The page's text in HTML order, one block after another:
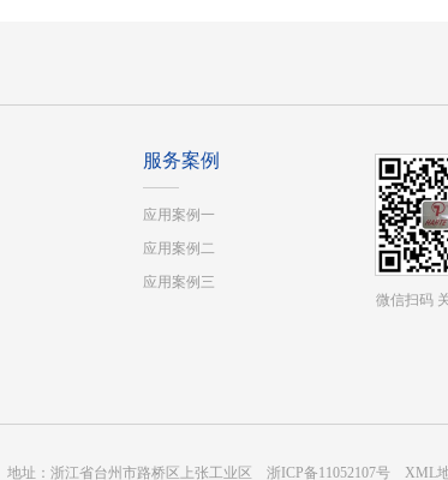
服务案例
应用案例一
应用案例二
应用案例三
微信扫码
地址：浙江省台州市路桥区上张工业区 浙ICP备11052107号 XML